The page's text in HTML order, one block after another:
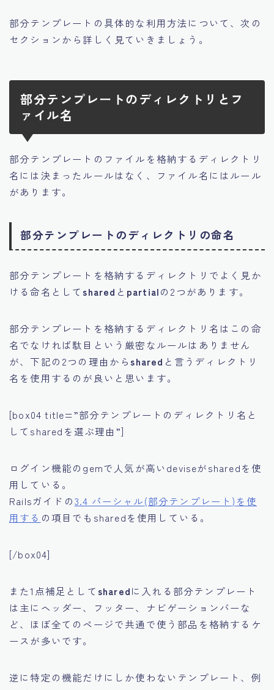
部分テンプレートの具体的な利用方法について、次の
セクションから詳しく見ていきましょう。
部分テンプレートのディレクトリとフ
ァイル名
部分テンプレートのファイルを格納するディレクトリ
名には決まったルールはなく、
ファイル名にはルール
があります。
部分テンプレートのディレクトリの命名
部分テンプレートを格納するディレクトリでよく見か
ける命名としてshared と partialの2つがあります。
部分テンプレートを格納するディレクトリ名はこの命
名でなければ駄目という厳密なルールはありません
が、下記の2つの理由からshared と言うディレクトリ
名を使用するのが良いと思います。
[box04 title=”部分テンプレートのディレクトリ名と
してsharedを選ぶ理由”]
ログイン機能のgemで人気が高いdeviseがsharedを使
用している。
Railsガイドの3.4 パーシャル(部分テンプレート) を使
用する の項目でもsharedを使用している。
[/box04]
また1点補足としてsharedに入れる部分テンプレート
は主にヘッダー、フッター、ナビゲーションバーな
ど、ほぼ全てのページで共通で使う部品を格納するケ
ースが多いです。
逆に特定の機能だけにしか使わないテンプレート、例